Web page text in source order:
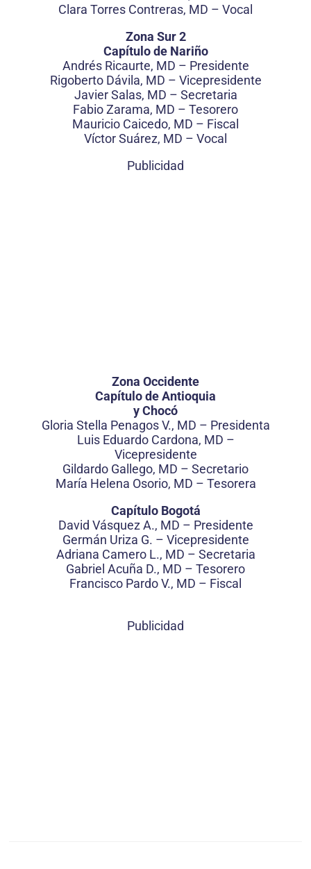
Clara Torres Contreras, MD – Vocal
Zona Sur 2
Capítulo de Nariño
Andrés Ricaurte, MD – Presidente
Rigoberto Dávila, MD – Vicepresidente
Javier Salas, MD – Secretaria
Fabio Zarama, MD – Tesorero
Mauricio Caicedo, MD – Fiscal
Víctor Suárez, MD – Vocal
Publicidad
Zona Occidente
Capítulo de Antioquia
y Chocó
Gloria Stella Penagos V., MD – Presidenta
Luis Eduardo Cardona, MD –
Vicepresidente
Gildardo Gallego, MD – Secretario
María Helena Osorio, MD – Tesorera
Capítulo Bogotá
David Vásquez A., MD – Presidente
Germán Uriza G. – Vicepresidente
Adriana Camero L., MD – Secretaria
Gabriel Acuña D., MD – Tesorero
Francisco Pardo V., MD – Fiscal
Publicidad